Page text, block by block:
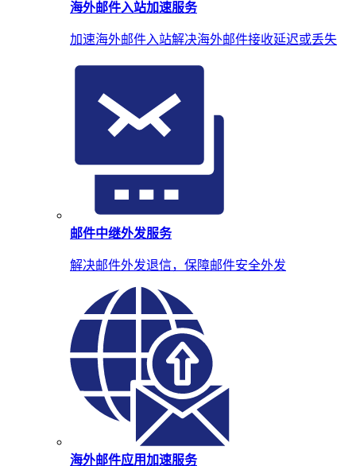
海外邮件入站加速服务
加速海外邮件入站解决海外邮件接收延迟或丢失
邮件中继外发服务
解决邮件外发退信，保障邮件安全外发
海外邮件应用加速服务